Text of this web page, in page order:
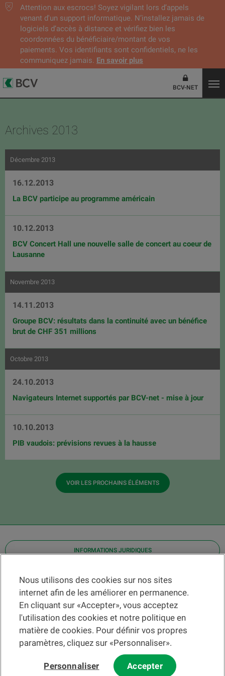
Attention aux escrocs! Soyez vigilant lors d’appels
venant d'un support informatique. N’installez jamais de
logiciels d’accès à distance et vérifiez bien les
coordonnées du bénéficiaire/montant de vos
paiements. Vos identifiants sont confidentiels, ne les
communiquez jamais. En savoir plus
BCV-NET
Archives 2013
Décembre 2013
16.12.2013
La BCV participe au programme américain
10.12.2013
BCV Concert Hall une nouvelle salle de concert au coeur de
Lausanne
Novembre 2013
14.11.2013
Groupe BCV: résultats dans la continuité avec un bénéfice
brut de CHF 351 millions
Octobre 2013
24.10.2013
Navigateurs Internet supportés par BCV-net - mise à jour
10.10.2013
PIB vaudois: prévisions revues à la hausse
VOIR LES PROCHAINS ÉLÉMENTS
INFORMATIONS JURIDIQUES
Contact
Localiser une agence
Aide
Actualités
Taux de change
Nous utilisons des cookies sur nos sites
internet afin de les améliorer en permanence.
En cliquant sur «Accepter», vous acceptez
l'utilisation des cookies et notre politique en
matière de cookies. Pour définir vos propres
paramètres, cliquez sur «Personnaliser».
Personnaliser Accepter